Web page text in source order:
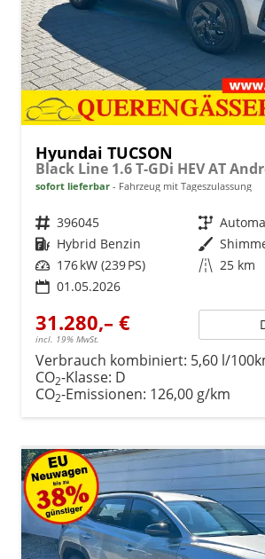
Hyundai TUCSON
sofort lieferbar Fahrzeug mit Tageszulassung
Fahrzeugnr. 396045 Getriebe
Kraftstoff Hybrid Benzin Außenfarbe
Leistung 176 kW (239 PS) Kilometerstand 25 km
01.05.2026
31.280,– €
incl. 19% MwSt.
Verbrauch kombiniert: 5,60 l/
CO2-Klasse: D
CO2-Emissionen: 126,00 g/km